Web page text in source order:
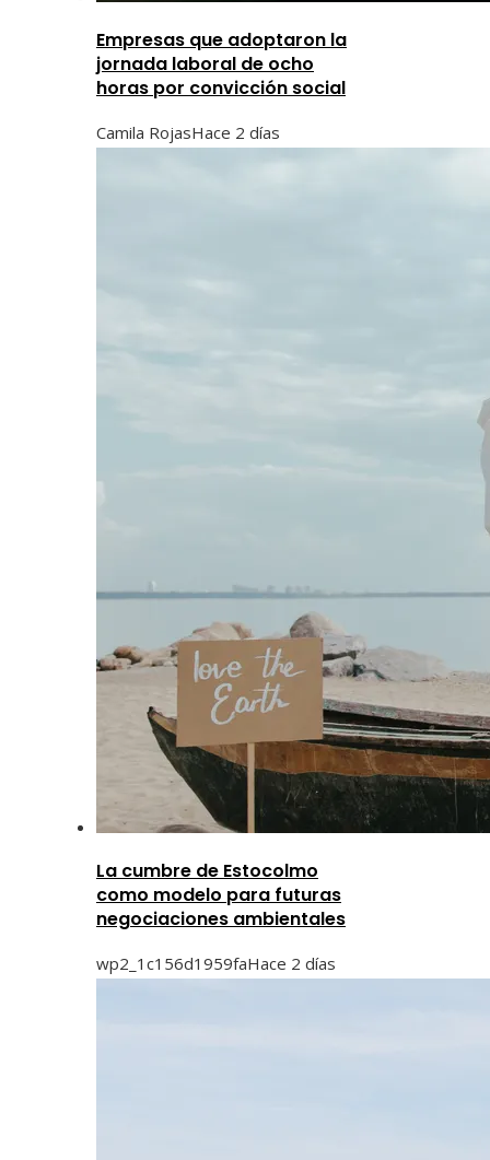
Empresas que adoptaron la
jornada laboral de ocho
horas por convicción social
Camila RojasHace 2 días
La cumbre de Estocolmo
como modelo para futuras
negociaciones ambientales
wp2_1c156d1959faHace 2 días